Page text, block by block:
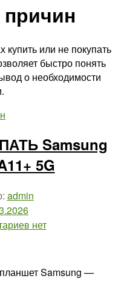
причин
купить или не покупать
быстро понять
о необходимости
Samsung
5G
admin
к
причин
НЕ
нет
Samsung —